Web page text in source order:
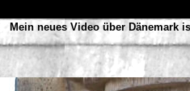
Mein neues Video über Dänemark